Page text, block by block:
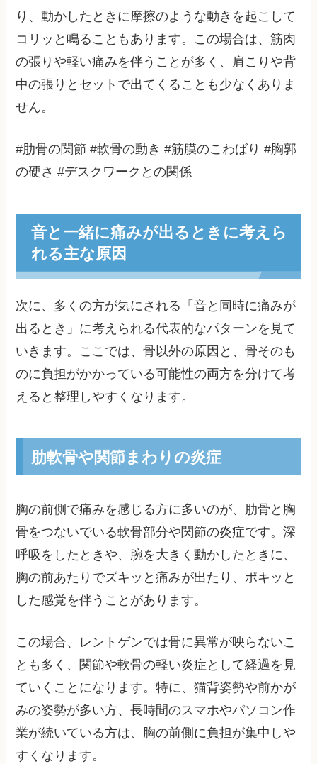
り、動かしたときに摩擦のような動きを起こして
コリッと鳴ることもあります。この場合は、筋肉
の張りや軽い痛みを伴うことが多く、肩こりや背
中の張りとセットで出てくることも少なくありま
せん。
#肋骨の関節 #軟骨の動き #筋膜のこわばり #胸郭
の硬さ #デスクワークとの関係
音と一緒に痛みが出るときに考えら
れる主な原因
次に、多くの方が気にされる「音と同時に痛みが
出るとき」に考えられる代表的なパターンを見て
いきます。ここでは、骨以外の原因と、骨そのも
のに負担がかかっている可能性の両方を分けて考
えると整理しやすくなります。
肋軟骨や関節まわりの炎症
胸の前側で痛みを感じる方に多いのが、肋骨と胸
骨をつないでいる軟骨部分や関節の炎症です。深
呼吸をしたときや、腕を大きく動かしたときに、
胸の前あたりでズキッと痛みが出たり、ポキッと
した感覚を伴うことがあります。
この場合、レントゲンでは骨に異常が映らないこ
とも多く、関節や軟骨の軽い炎症として経過を見
ていくことになります。特に、猫背姿勢や前かが
みの姿勢が多い方、長時間のスマホやパソコン作
業が続いている方は、胸の前側に負担が集中しや
すくなります。